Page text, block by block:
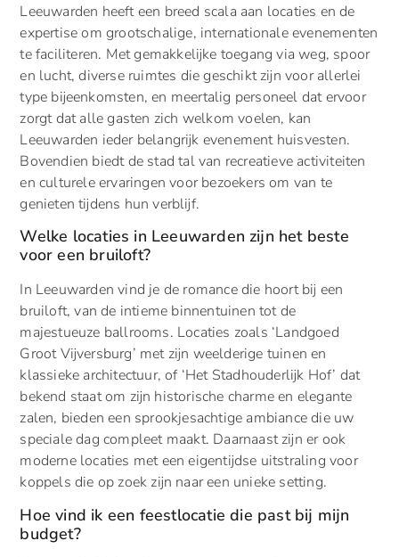
Leeuwarden heeft een breed scala aan locaties en de
expertise om grootschalige, internationale evenementen
te faciliteren. Met gemakkelijke toegang via weg, spoor
en lucht, diverse ruimtes die geschikt zijn voor allerlei
type bijeenkomsten, en meertalig personeel dat ervoor
zorgt dat alle gasten zich welkom voelen, kan
Leeuwarden ieder belangrijk evenement huisvesten.
Bovendien biedt de stad tal van recreatieve activiteiten
en culturele ervaringen voor bezoekers om van te
genieten tijdens hun verblijf.
Welke locaties in Leeuwarden zijn het beste
voor een bruiloft?
In Leeuwarden vind je de romance die hoort bij een
bruiloft, van de intieme binnentuinen tot de
majestueuze ballrooms. Locaties zoals ‘Landgoed
Groot Vijversburg’ met zijn weelderige tuinen en
klassieke architectuur, of ‘Het Stadhouderlijk Hof’ dat
bekend staat om zijn historische charme en elegante
zalen, bieden een sprookjesachtige ambiance die uw
speciale dag compleet maakt. Daarnaast zijn er ook
moderne locaties met een eigentijdse uitstraling voor
koppels die op zoek zijn naar een unieke setting.
Hoe vind ik een feestlocatie die past bij mijn
budget?